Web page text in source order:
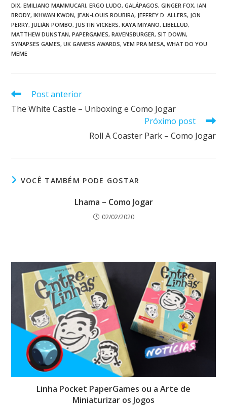
DIX, EMILIANO MAMMUCARI, ERGO LUDO, GALÁPAGOS, GINGER FOX, IAN
BRODY, IKHWAN KWON, JEAN-LOUIS ROUBIRA, JEFFREY D. ALLERS, JON
PERRY, JULIÁN POMBO, JUSTIN VICKERS, KAYA MIYANO, LIBELLUD,
MATTHEW DUNSTAN, PAPERGAMES, RAVENSBURGER, SIT DOWN,
SYNAPSES GAMES, UK GAMERS AWARDS, VEM PRA MESA, WHAT DO YOU
MEME
Post anterior
The White Castle – Unboxing e Como Jogar
Próximo post
Roll A Coaster Park – Como Jogar
VOCÊ TAMBÉM PODE GOSTAR
Lhama – Como Jogar
02/02/2020
Linha Pocket PaperGames ou a Arte de
Miniaturizar os Jogos